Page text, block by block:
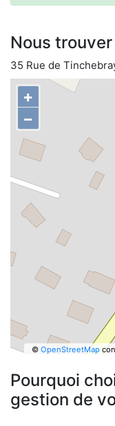
Nous trouver
35 Rue de
+
−
© OpenStreetMap
Pourquoi
gestion de